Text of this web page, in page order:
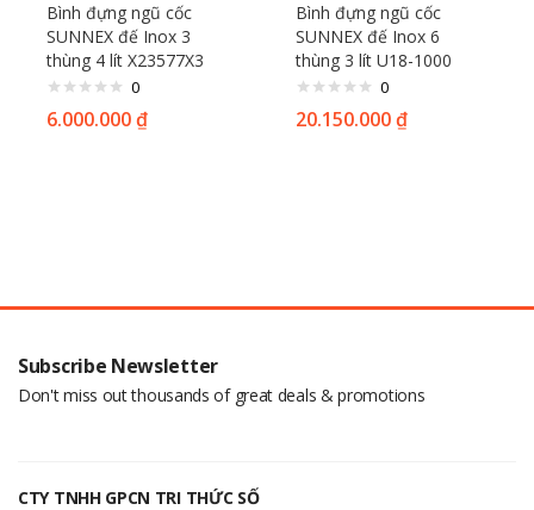
Bình đựng ngũ cốc
SUNNEX đế Inox 3
thùng 4 lít X23577X3
0
6.000.000₫
Bình đựng ngũ cốc
SUNNEX đế Inox 6
thùng 3 lít U18-1000
0
20.150.000₫
Subscribe Newsletter
Don't miss out thousands of great deals & promotions
CTY TNHH GPCN TRI THỨC SỐ